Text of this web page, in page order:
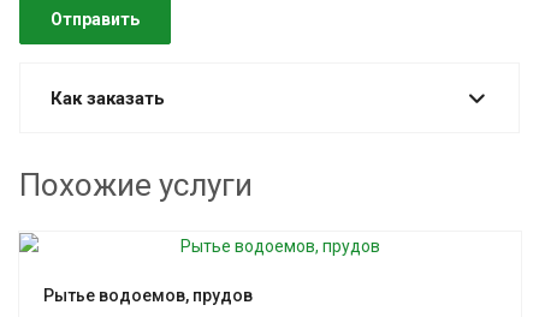
Как заказать
Похожие услуги
Рытье водоемов, прудов